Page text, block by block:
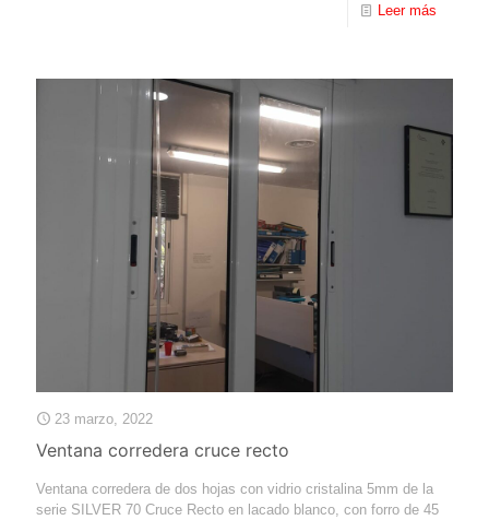
Leer más
23 marzo, 2022
Ventana corredera cruce recto
Ventana corredera de dos hojas con vidrio cristalina 5mm de la
serie SILVER 70 Cruce Recto en lacado blanco, con forro de 45